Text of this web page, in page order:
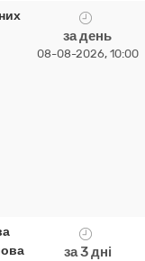
за день
08-08-2026, 10:00
за 3 дні